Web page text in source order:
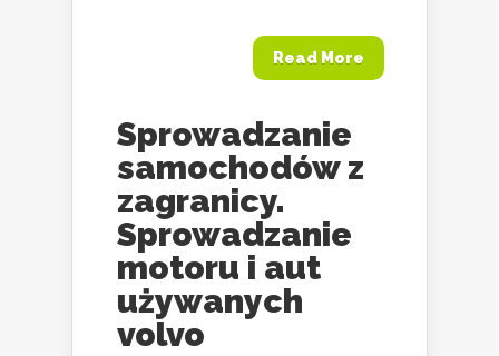
Read More
Sprowadzanie
samochodów z
zagranicy.
Sprowadzanie
motoru i aut
używanych
volvo